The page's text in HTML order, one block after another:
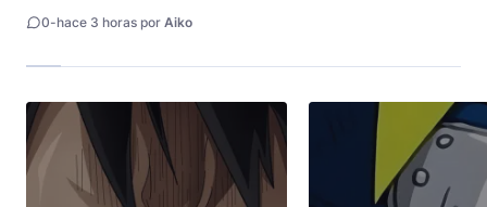
una atractiva chica vampiro le da un giro
0-hace 3 horas por Aiko